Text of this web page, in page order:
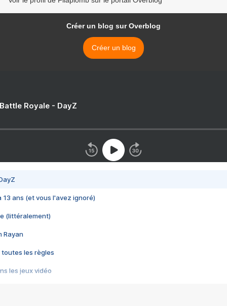
Créer un blog sur Overblog
Créer un blog
Royale - DayZ
13 ans (et vous l'avez ignoré)
(littéralement)
Rayan
toutes les règles
les jeux vidéo